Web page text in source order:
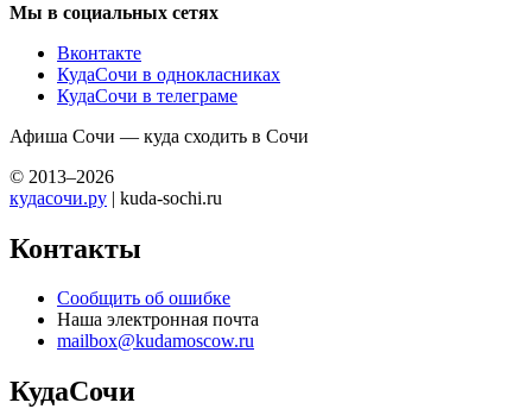
Мы в социальных сетях
Вконтакте
КудаСочи в однокласниках
КудаСочи в телеграме
Афиша Сочи — куда сходить в Сочи
© 2013–2026
кудасочи.ру | kuda-sochi.ru
Контакты
Сообщить об ошибке
Наша электронная почта
mailbox@kudamoscow.ru
КудаСочи